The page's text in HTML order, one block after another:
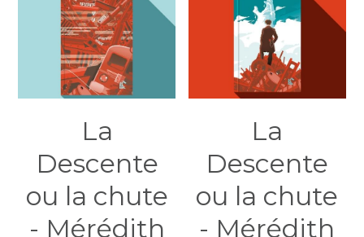
La
Descente
ou la chute
- Mérédith
La
Descente
ou la chute
- Mérédith